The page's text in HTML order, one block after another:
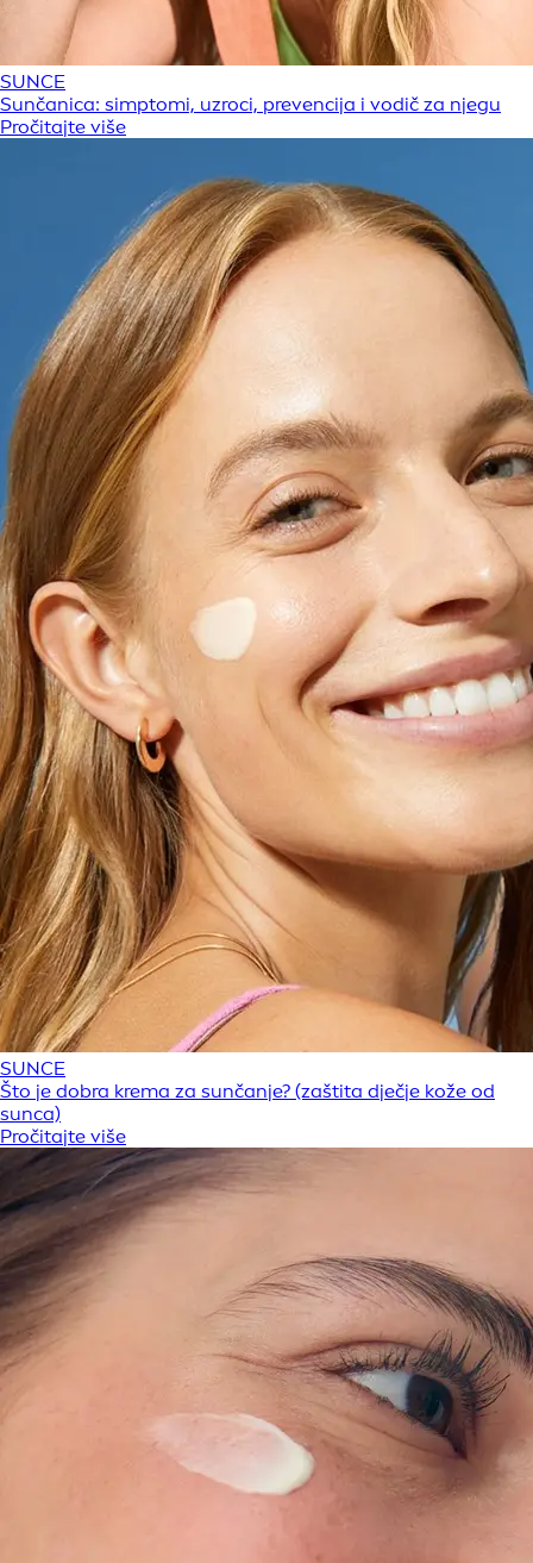
SUNCE
Sunčanica: simptomi, uzroci, prevencija i vodič za njegu
Pročitajte više
SUNCE
Što je dobra krema za sunčanje? (zaštita dječje kože od
sunca)
Pročitajte više